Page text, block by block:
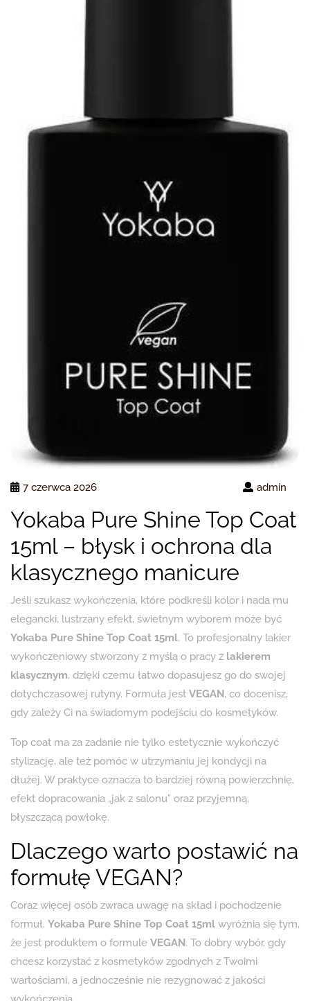
7 czerwca 2026 admin
Yokaba Pure Shine Top Coat
15ml – błysk i ochrona dla
klasycznego manicure
Jeśli szukasz wykończenia, które podkreśli kolor i nada mu
elegancki, lustrzany efekt, świetnym wyborem może być
Yokaba Pure Shine Top Coat 15ml. To profesjonalny lakier
wykończeniowy stworzony z myślą o pracy z lakierem
klasycznym, dzięki czemu łatwo dopasujesz go do swojej
dotychczasowej rutyny. Formuła jest VEGAN, co docenisz,
gdy zależy Ci na świadomym podejściu do kosmetyków.
Top coat ma za zadanie nie tylko estetycznie wykończyć
stylizację, ale też pomóc w utrzymaniu jej kondycji na
dłużej. W praktyce oznacza to bardziej równą powierzchnię,
efekt dopracowania „jak z salonu” oraz przyjemną,
błyszczącą powłokę.
Dlaczego warto postawić na
formułę VEGAN?
Coraz więcej osób zwraca uwagę na skład i pochodzenie
formuł. Yokaba Pure Shine Top Coat 15ml wyróżnia się tym,
że jest produktem o formule VEGAN. To dobry wybór, gdy
chcesz korzystać z kosmetyków zgodnych z Twoimi
wartościami, a jednocześnie nie rezygnować z jakości